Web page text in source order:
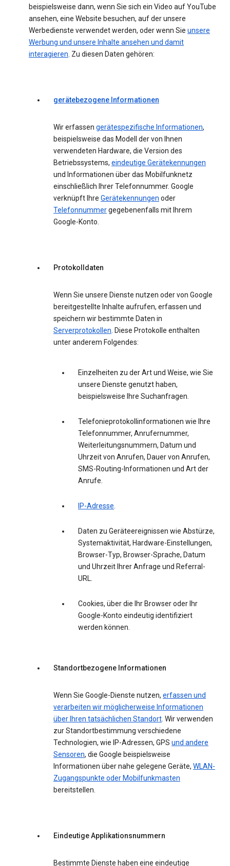
beispielsweise dann, wenn Sie sich ein Video auf YouTube
ansehen, eine Website besuchen, auf der unsere
Werbedienste verwendet werden, oder wenn Sie unsere
Werbung und unsere Inhalte ansehen und damit
interagieren. Zu diesen Daten gehören:
gerätebezogene Informationen
Wir erfassen gerätespezifische Informationen,
beispielsweise das Modell der von Ihnen
verwendeten Hardware, die Version des
Betriebssystems, eindeutige Gerätekennungen
und Informationen über das Mobilfunknetz
einschließlich Ihrer Telefonnummer. Google
verknüpft Ihre Gerätekennungen oder
Telefonnummergegebenenfalls mit Ihrem
Google-Konto.
Protokolldaten
Wenn Sie unsere Dienste nutzen oder von Google
bereitgestellte Inhalte aufrufen, erfassen und
speichern wir bestimmte Daten in
Serverprotokollen. Diese Protokolle enthalten
unter anderem Folgendes:
Einzelheiten zu der Art und Weise, wie Sie
unsere Dienste genutzt haben,
beispielsweise Ihre Suchanfragen.
Telefonieprotokollinformationen wie Ihre
Telefonnummer, Anrufernummer,
Weiterleitungsnummern, Datum und
Uhrzeit von Anrufen, Dauer von Anrufen,
SMS-Routing-Informationen und Art der
Anrufe.
IP-Adresse.
Daten zu Geräteereignissen wie Abstürze,
Systemaktivität, Hardware-Einstellungen,
Browser-Typ, Browser-Sprache, Datum
und Uhrzeit Ihrer Anfrage und Referral-
URL.
Cookies, über die Ihr Browser oder Ihr
Google-Konto eindeutig identifiziert
werden können.
Standortbezogene Informationen
Wenn Sie Google-Dienste nutzen, erfassen und
verarbeiten wir möglicherweise Informationen
über Ihren tatsächlichen Standort. Wir verwenden
zur Standortbestimmung verschiedene
Technologien, wie IP-Adressen, GPS und andere
Sensoren, die Google beispielsweise
Informationen über nahe gelegene Geräte, WLAN-
Zugangspunkte oder Mobilfunkmasten
bereitstellen.
Eindeutige Applikationsnummern
Bestimmte Dienste haben eine eindeutige